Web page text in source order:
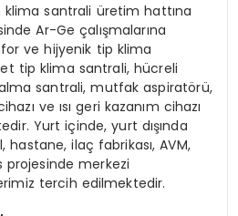
klima santrali üretim hattına
Ar-Ge çalışmalarına
ve hijyenik tip klima
tip klima santrali, hücreli
santrali, mutfak aspiratörü,
ve ısı geri kazanım cihazı
Yurt içinde, yurt dışında
hastane, ilaç fabrikası, AVM,
merkezi
tercih edilmektedir.